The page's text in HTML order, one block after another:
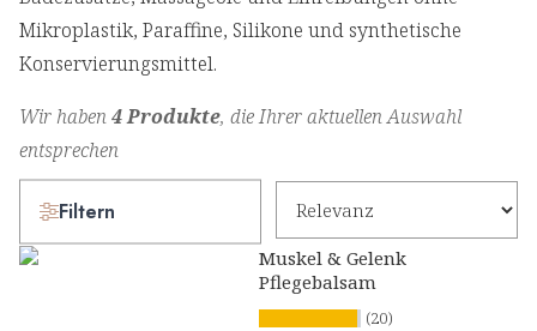
Mikroplastik, Paraffine, Silikone und synthetische
Konservierungsmittel.
Wir haben4 Produkte, die Ihrer aktuellen Auswahl
entsprechen
Filtern
Muskel & Gelenk
Pflegebalsam
(20)